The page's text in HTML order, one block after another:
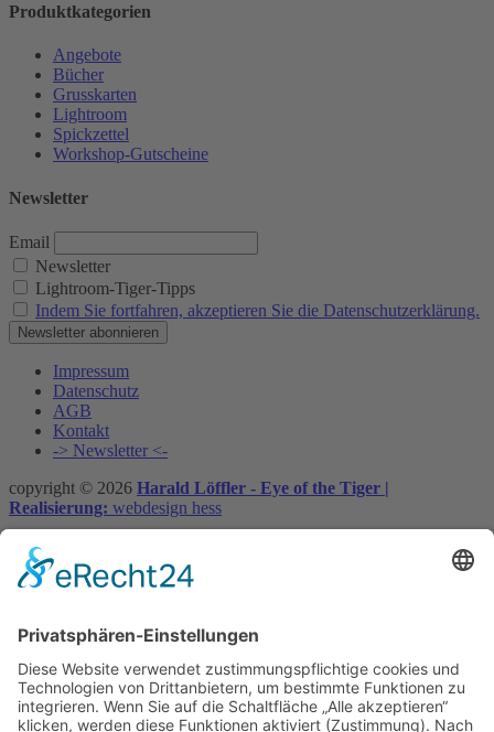
Produktkategorien
Angebote
Bücher
Grusskarten
Lightroom
Spickzettel
Workshop-Gutscheine
Newsletter
Email
Newsletter
Lightroom-Tiger-Tipps
Indem Sie fortfahren, akzeptieren Sie die Datenschutzerklärung.
Impressum
Datenschutz
AGB
Kontakt
-> Newsletter <-
copyright © 2026 Harald Löffler - Eye of the Tiger |
Realisierung: webdesign hess